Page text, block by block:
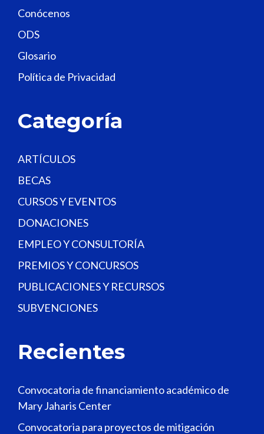
i
e
d
b
n
.
Conócenos
ODS
Glosario
Política de Privacidad
Categoría
ARTÍCULOS
BECAS
CURSOS Y EVENTOS
DONACIONES
EMPLEO Y CONSULTORÍA
PREMIOS Y CONCURSOS
PUBLICACIONES Y RECURSOS
SUBVENCIONES
Recientes
Convocatoria de financiamiento académico de
Mary Jaharis Center
Convocatoria para proyectos de mitigación